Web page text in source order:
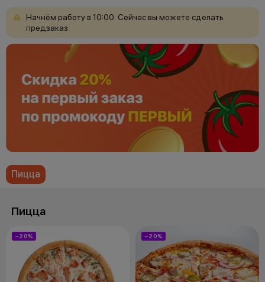
Начнём работу в 10:00. Сейчас вы можете сделать
предзаказ.
Пицца
Пицца
−20% −20%